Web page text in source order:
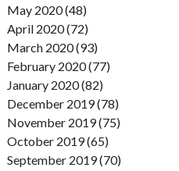
May 2020 (48)
April 2020 (72)
March 2020 (93)
February 2020 (77)
January 2020 (82)
December 2019 (78)
November 2019 (75)
October 2019 (65)
September 2019 (70)